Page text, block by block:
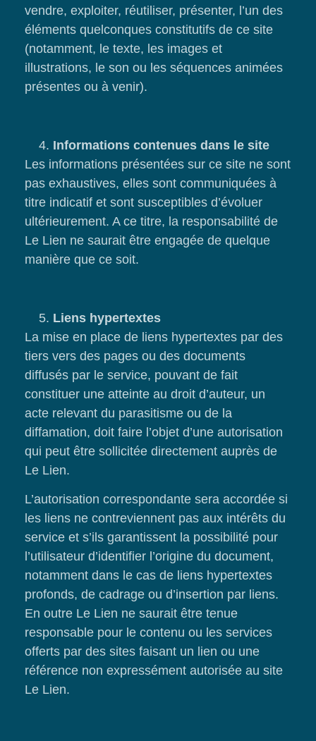
vendre, exploiter, réutiliser, présenter, l’un des
éléments quelconques constitutifs de ce site
(notamment, le texte, les images et
illustrations, le son ou les séquences animées
présentes ou à venir).
Informations contenues dans le site
Les informations présentées sur ce site ne sont
pas exhaustives, elles sont communiquées à
titre indicatif et sont susceptibles d’évoluer
ultérieurement. A ce titre, la responsabilité de
Le Lien ne saurait être engagée de quelque
manière que ce soit.
Liens hypertextes
La mise en place de liens hypertextes par des
tiers vers des pages ou des documents
diffusés par le service, pouvant de fait
constituer une atteinte au droit d’auteur, un
acte relevant du parasitisme ou de la
diffamation, doit faire l’objet d’une autorisation
qui peut être sollicitée directement auprès de
Le Lien.
L’autorisation correspondante sera accordée si
les liens ne contreviennent pas aux intérêts du
service et s’ils garantissent la possibilité pour
l’utilisateur d’identifier l’origine du document,
notamment dans le cas de liens hypertextes
profonds, de cadrage ou d’insertion par liens.
En outre Le Lien ne saurait être tenue
responsable pour le contenu ou les services
offerts par des sites faisant un lien ou une
référence non expressément autorisée au site
Le Lien.